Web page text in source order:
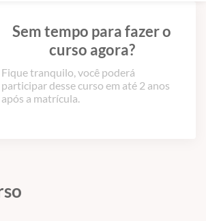
Sem tempo para fazer o
curso agora?
Fique tranquilo, você poderá
participar desse curso em até 2 anos
após a matrícula.